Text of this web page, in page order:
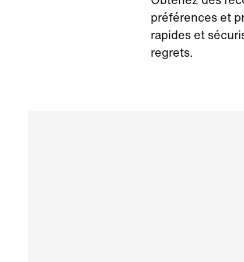
préférences et
rapides et
regrets.